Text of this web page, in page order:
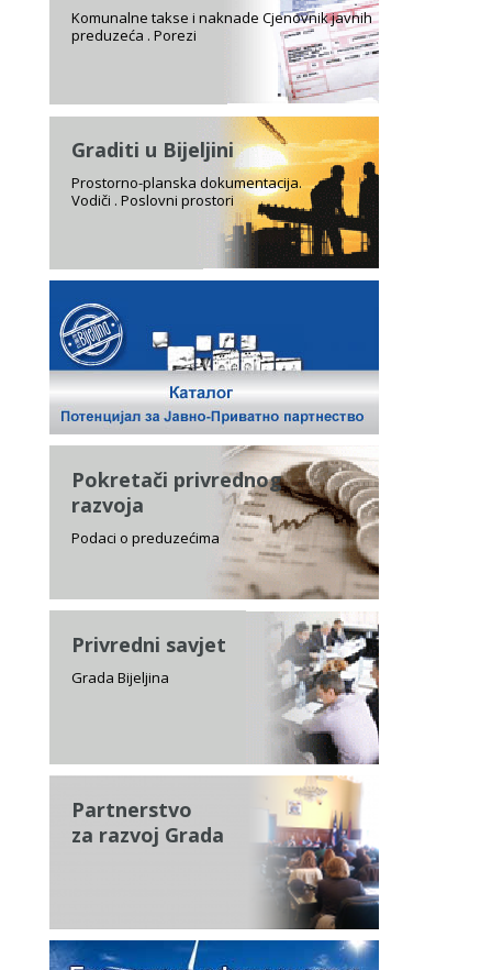
Komunalne takse i naknade Cjenovnik javnih
preduzeća . Porezi
Graditi u Bijeljini
Prostorno-planska dokumentacija.
Vodiči . Poslovni prostori
Pokretači privrednog
razvoja
Podaci o preduzećima
Privredni savjet
Grada Bijeljina
Partnerstvo
za razvoj Grada